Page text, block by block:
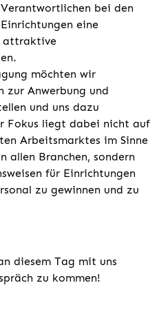
bei den
eine
attraktive
möchten wir
zur Anwerbung und
und uns dazu
Fokus liegt dabei nicht auf
Arbeitsmarktes im Sinne
allen Branchen, sondern
für Einrichtungen
zu gewinnen und zu
diesem Tag mit uns
zu kommen!